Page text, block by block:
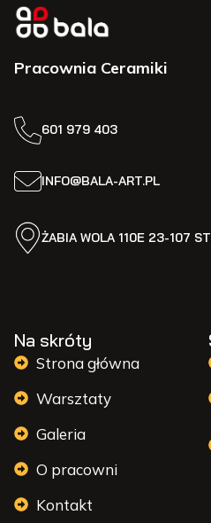
Pracownia Ceramiki
601 979 403
INFO@BALA-ART.PL
ŻABIA WOLA 110E 23-107
Na skróty
Strona główna
Warsztaty
Galeria
O pracowni
Kontakt